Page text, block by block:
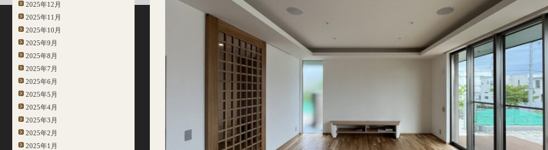
2025年12月
2025年11月
2025年10月
2025年9月
2025年8月
2025年7月
2025年6月
2025年5月
2025年4月
2025年3月
2025年2月
2025年1月